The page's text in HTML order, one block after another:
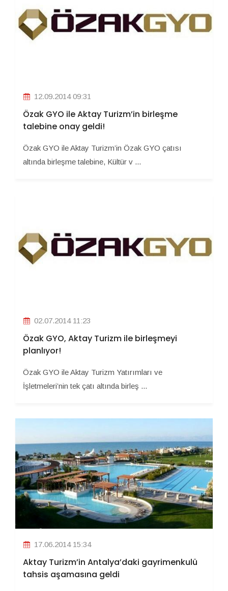
12.09.2014 09:31
Özak GYO ile Aktay Turizm’in birleşme
talebine onay geldi!
Özak GYO ile Aktay Turizm’in Özak GYO çatısı
altında birleşme talebine, Kültür v ...
02.07.2014 11:23
Özak GYO, Aktay Turizm ile birleşmeyi
planlıyor!
Özak GYO ile Aktay Turizm Yatırımları ve
İşletmeleri’nin tek çatı altında birleş ...
17.06.2014 15:34
Aktay Turizm’in Antalya’daki gayrimenkulü
tahsis aşamasına geldi